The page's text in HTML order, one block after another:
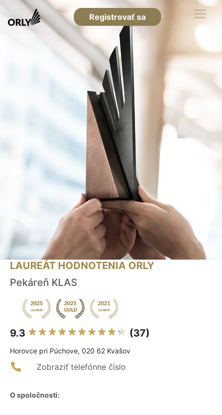
Registrovať sa
LAUREÁT HODNOTENIA ORLY
Pekáreň KLAS
9.3 (37)
Horovce pri Púchove, 020 62 Kvašov
Zobraziť telefónne číslo
O spoločnosti: